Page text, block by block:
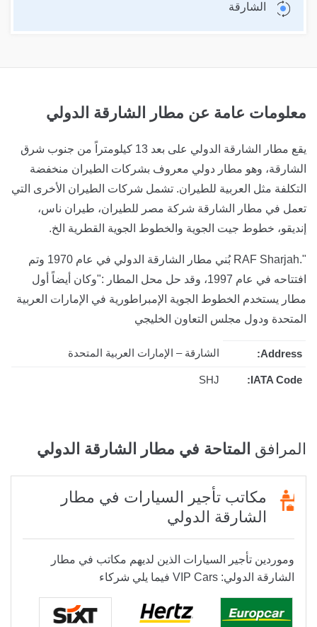
الشارقة
معلومات عامة عن مطار الشارقة الدولي
يقع مطار الشارقة الدولي على بعد 13 كيلومتراً من جنوب شرق
الشارقة، وهو مطار دولي معروف بشركات الطيران منخفضة
التكلفة مثل العربية للطيران. تشمل شركات الطيران الأخرى التي
تعمل في مطار الشارقة شركة مصر للطيران، طيران ناس،
إنديقو، خطوط جيت الجوية والخطوط الجوية القطرية الخ.
".RAF Sharjah بُني مطار الشارقة الدولي في عام 1970 وتم
افتتاحه في عام 1997، وقد حل محل المطار :"وكان أيضاً أول
مطار يستخدم الخطوط الجوية الإمبراطورية في الإمارات العربية
المتحدة ودول مجلس التعاون الخليجي
Address: الشارقة – الإمارات العربية المتحدة
IATA Code:
SHJ
المرافق المتاحة في مطار الشارقة الدولي
مكاتب تأجير السيارات في مطار
الشارقة الدولي
وموردين تأجير السيارات الذين لديهم مكاتب في مطار
الشارقة الدولي: VIP Cars فيما يلي شركاء